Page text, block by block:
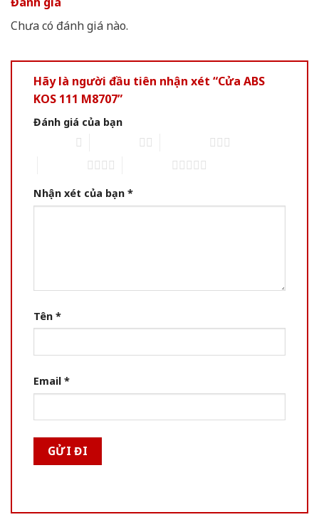
Chưa có đánh giá nào.
Hãy là người đầu tiên nhận xét “Cửa ABS
KOS 111 M8707”
Đánh giá của bạn
Nhận xét của bạn *
Tên *
Email *